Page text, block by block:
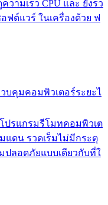
ามเร็ว CPU และ ยังรว
ฟต์แวร์ ในเครื่องด้วย ฟ
วบคุมคอมพิวเตอร์ระยะไ
ปรแกรมรีโมทคอมพิวเต
แดน รวดเร็มไม่มีกระตุ
ลอดภัยแบบเดียวกับที่ใ